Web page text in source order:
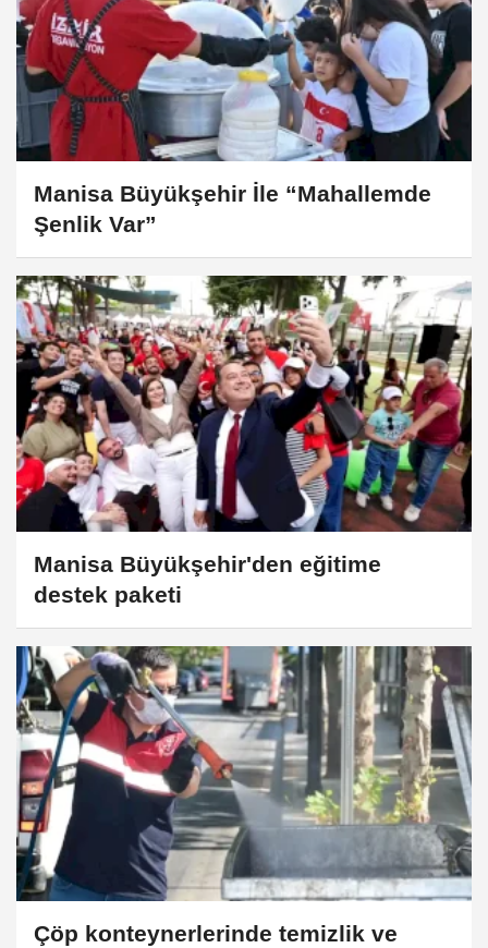
Manisa Büyükşehir İle “Mahallemde
Şenlik Var”
Manisa Büyükşehir'den eğitime
destek paketi
Çöp konteynerlerinde temizlik ve